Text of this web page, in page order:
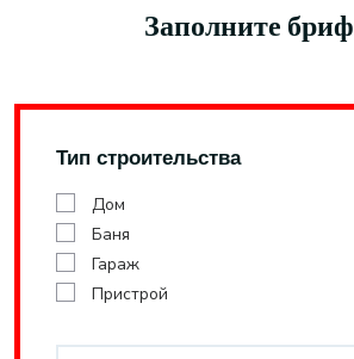
Заполните бриф
Тип строительства
Дом
Баня
Гараж
Пристрой